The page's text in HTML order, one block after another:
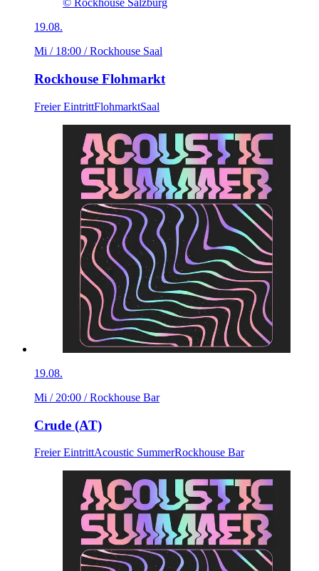
© Rockhouse Salzburg
19.08.
Mi / 18:00 / Rockhouse Saal
Rockhouse Flohmarkt
Freier EintrittFlohmarktSaal
19.08.
Mi / 20:00 / Rockhouse Bar
Crude (AT)
Freier EintrittAcoustic SummerRockhouse Bar